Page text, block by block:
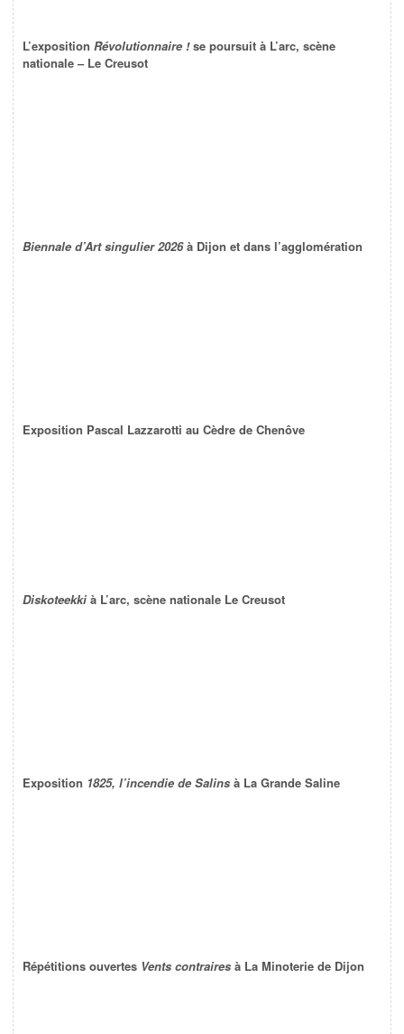
L’exposition Révolutionnaire !se poursuit à L’arc, scène
nationale – Le Creusot
Biennale d’Art singulier 2026à Dijon et dans l’agglomération
Exposition Pascal Lazzarotti au Cèdre de Chenôve
Diskoteekki à L’arc, scène nationale Le Creusot
Exposition 1825, l’incendie de Salins à La Grande Saline
Répétitions ouvertes Vents contraires à La Minoterie de Dijon